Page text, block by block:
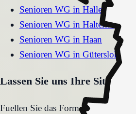
Senioren WG in Hallenberg
Senioren WG in Haltern am See
Senioren WG in Haan
Senioren WG in Gütersloh
Lassen Sie uns Ihre Situation
Fuellen Sie das Formular aus. Wir